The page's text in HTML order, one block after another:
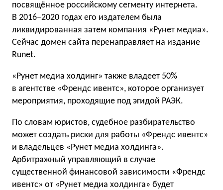
посвящённое российскому сегменту интернета.
В 2016−2020 годах его издателем была
ликвидированная затем компания «Рунет медиа».
Сейчас домен сайта перенаправляет на издание
Runet.
«Рунет медиа холдинг» также владеет 50%
в агентстве «Френдс ивентс», которое организует
мероприятия, проходящие под эгидой РАЭК.
По словам юристов, судебное разбирательство
может создать риски для работы «Френдс ивентс»
и владельцев «Рунет медиа холдинга».
Арбитражный управляющий в случае
существенной финансовой зависимости «Френдс
ивентс» от «Рунет медиа холдинга» будет